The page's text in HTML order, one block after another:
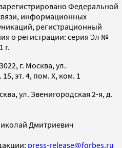
Федеральной
информационных
регистрационный
о регистрации: серия Эл №
г.
г. Москва, ул.
эт. 4, пом. X, ком. 1
ул. Звенигородская 2-я, д.
Дмитриевич
press-release@forbes.ru